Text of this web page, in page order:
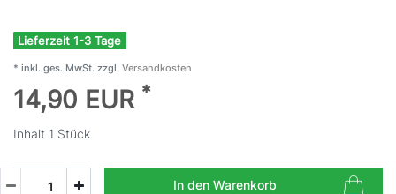
Lieferzeit 1-3 Tage
* inkl. ges. MwSt. zzgl. Versandkosten
14,90 EUR *
Inhalt 1 Stück
In den Warenkorb